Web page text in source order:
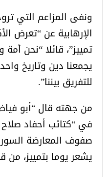
ونفى المزاعم التي
الإرهابية عن “تعرض
تمييز”، قائلا “نحن أمة
يجمعنا دين وتاريخ
للتفريق بيننا”.
من جهته قال “أبو
في “كتائب أحفاد
يشعر يوما بتمييز، من